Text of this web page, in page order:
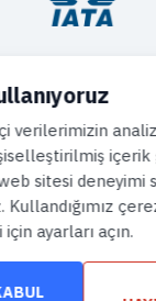
verilerimizin
sitesi deneyimi
ayarları açın.